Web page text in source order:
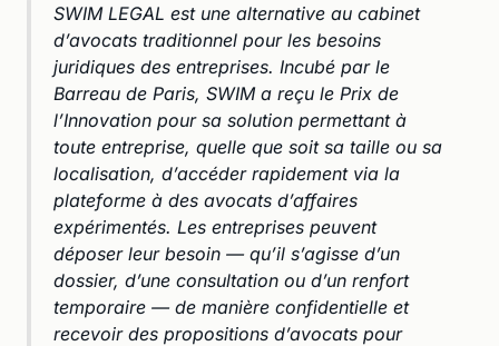
SWIM LEGAL est une alternative au cabinet
d’avocats traditionnel pour les besoins
juridiques des entreprises. Incubé par le
Barreau de Paris, SWIM a reçu le Prix de
l’Innovation pour sa solution permettant à
toute entreprise, quelle que soit sa taille ou sa
localisation, d’accéder rapidement via la
plateforme à des avocats d’affaires
expérimentés. Les entreprises peuvent
déposer leur besoin — qu’il s’agisse d’un
dossier, d’une consultation ou d’un renfort
temporaire — de manière confidentielle et
recevoir des propositions d’avocats pour